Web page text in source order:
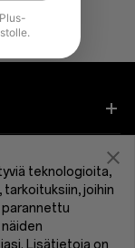
teknologioita,
tarkoituksiin, joihin
parannettu
Lisätietoja on